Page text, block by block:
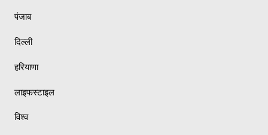
पंजाब
दिल्ली
हरियाणा
लाइफस्टाइल
विश्व